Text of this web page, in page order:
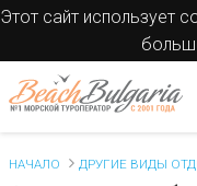
Этот сайт использует
НАЧАЛО ДРУГИЕ ВИДЫ